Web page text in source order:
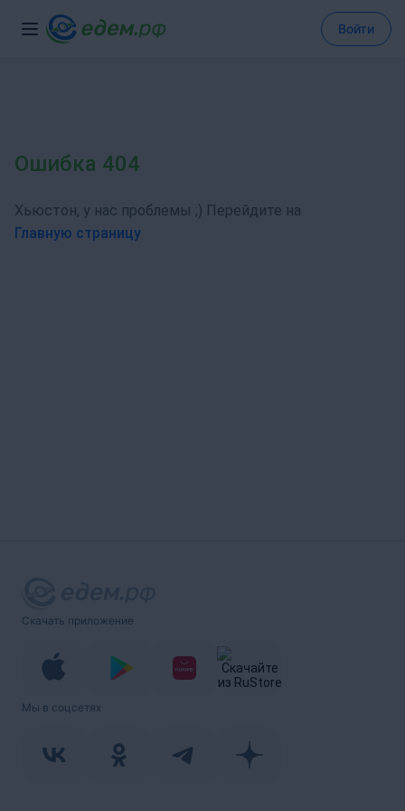
Войти
Ошибка 404
Хьюстон, у нас проблемы ;) Перейдите на
Главную страницу
Скачать приложение
Мы в соцсетях